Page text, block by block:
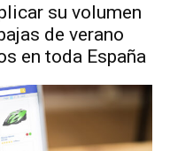
su volumen
de verano
en toda España